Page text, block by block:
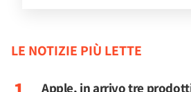
LE NOTIZIE PIÙ LETTE
Apple, in arrivo tre